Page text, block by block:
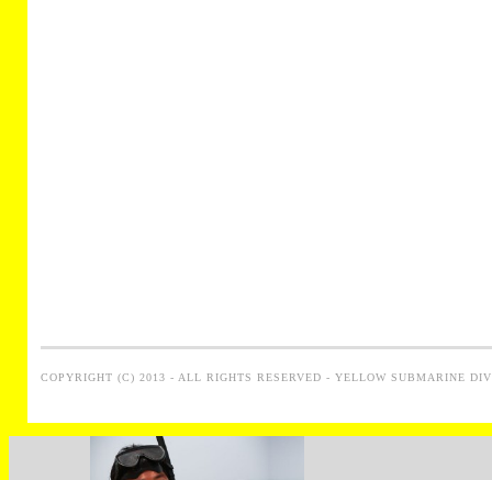
COPYRIGHT (C) 2013 - ALL RIGHTS RESERVED - YELLOW SUBMARINE